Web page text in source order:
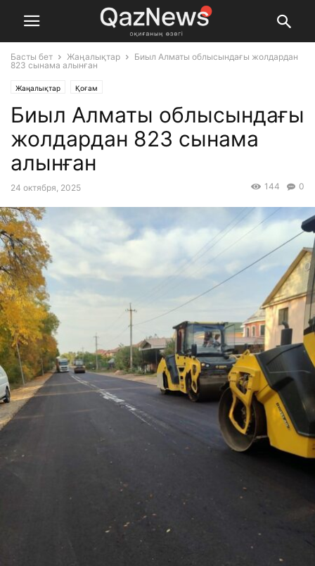
Басты бет Жаңалықтар
Биыл Алматы облысындағы жолдардан
823 сынама алынған
Жаңалықтар Қоғам
Биыл Алматы облысындағы
жолдардан 823 сынама
алынған
24 октября, 2025 0
144